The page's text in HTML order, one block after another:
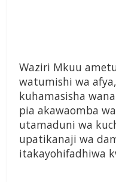
Waziri Mkuu
watumishi wa
kuhamasisha
pia akawaomba
utamaduni wa
upatikanaji wa
itakayohifadhiwa